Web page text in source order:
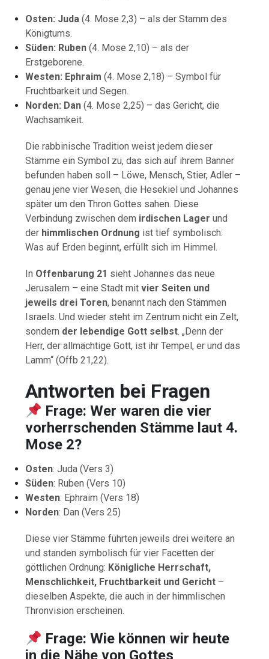
Osten: Juda (4. Mose2,3) –alsderStammdes
Königtums.
Süden: Ruben (4. Mose2,10) –alsder
Erstgeborene.
Westen: Ephraim (4. Mose2,18) –Symbolfür
FruchtbarkeitundSegen.
Norden: Dan (4. Mose2,25) –dasGericht,die
Wachsamkeit.
DierabbinischeTraditionweistjedemdieser
StämmeeinSymbol zu,das sichauf ihrem Banner
befunden haben soll – Löwe, Mensch,Stier,Adler –
genaujenevierWesen,die HesekielundJohannes
späterumdenThronGottes sahen. Diese
Verbindung zwischendem irdischen Lager und
der himmlischen Ordnung isttief symbolisch:
Wasauf Erden beginnt,erfüllt sich im Himmel.
In Offenbarung 21 siehtJohannesdasneue
Jerusalem –eineStadtmitvierSeiten und
jeweils dreiToren, benanntnachdenStämmen
Israels.Undwieder steht im Zentrumnichtein Zelt,
sondern der lebendige Gott selbst. „ Dennder
Herr,derallmächtigeGott, ist ihrTempel,erunddas
Lamm“ (Offb21,22).
Antworten bei Fragen
Frage:Wer waren dievier
vorherrschenden Stämme laut4.
Mose 2?
Osten:Juda (Vers3)
Süden: Ruben (Vers 10)
Westen: Ephraim (Vers 18)
Norden: Dan (Vers25)
DiesevierStämmeführtenjeweilsdreiweiterean
und standen symbolischfürvier Facettender
göttlichenOrdnung: Königliche Herrschaft,
Menschlichkeit, Fruchtbarkeit und Gericht –
dieselbenAspekte,dieauch inder himmlischen
Thronvisionerscheinen.
Frage:Wie können wir heute
in die Nähevon Gottes